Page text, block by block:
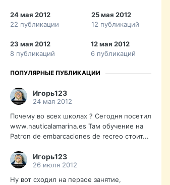
24 мая 2012
22 публикации
25 мая 2012
12 публикаций
23 мая 2012
8 публикаций
12 мая 2012
6 публикаций
ПОПУЛЯРНЫЕ ПУБЛИКАЦИИ
Игорь123
24 мая 2012
Почему во всех школах ? Сегодня посетил
www.nauticalamarina.es Там обучение на
Patron de embarcaciones de recreo стоит...
Игорь123
26 июля 2012
Ну вот сходил на первое занятие,